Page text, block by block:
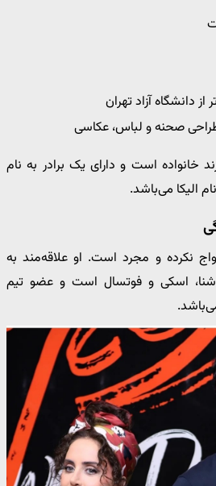
از دانشگاه آزاد تهران
طراحی صحنه و لباس، عکاسی
خانواده است و دارای یک برادر به نام
الیکا می‌باشد.
نکرده و مجرد است. او علاقه‌مند به
اسکی و فوتسال است و عضو تیم